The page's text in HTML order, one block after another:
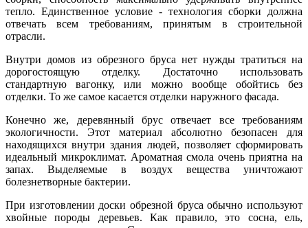
тепло. Единственное условие - технология сборки должна
отвечать всем требованиям, принятым в строительной
отрасли.
Внутри домов из обрезного бруса нет нужды тратиться на
дорогостоящую отделку. Достаточно использовать
стандартную вагонку, или можно вообще обойтись без
отделки. То же самое касается отделки наружного фасада.
Конечно же, деревянный брус отвечает все требованиям
экологичности. Этот материал абсолютно безопасен для
находящихся внутри здания людей, позволяет сформировать
идеальный микроклимат. Ароматная смола очень приятна на
запах. Выделяемые в воздух вещества уничтожают
болезнетворные бактерии.
При изготовлении доски обрезной бруса обычно используют
хвойные породы деревьев. Как правило, это сосна, ель,